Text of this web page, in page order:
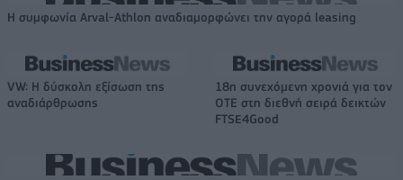
Η συμφωνία Arval-Athlon αναδιαμορφώνει την αγορά leasing
VW: Η δύσκολη εξίσωση της
αναδιάρθρωσης
18η συνεχόμενη χρονιά για τον
ΟΤΕ στη διεθνή σειρά δεικτών
FTSE4Good